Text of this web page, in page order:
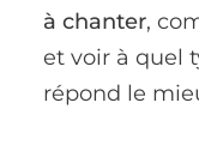
à chanter,
et voir à quel
répond le